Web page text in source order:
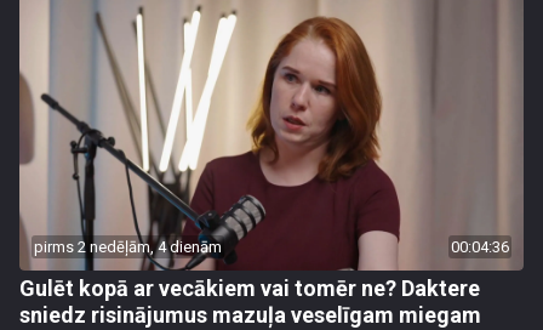
pirms 2 nedēļām, 4 dienām 00:04:36
Gulēt kopā ar vecākiem vai tomēr ne? Daktere
sniedz risinājumus mazuļa veselīgam miegam